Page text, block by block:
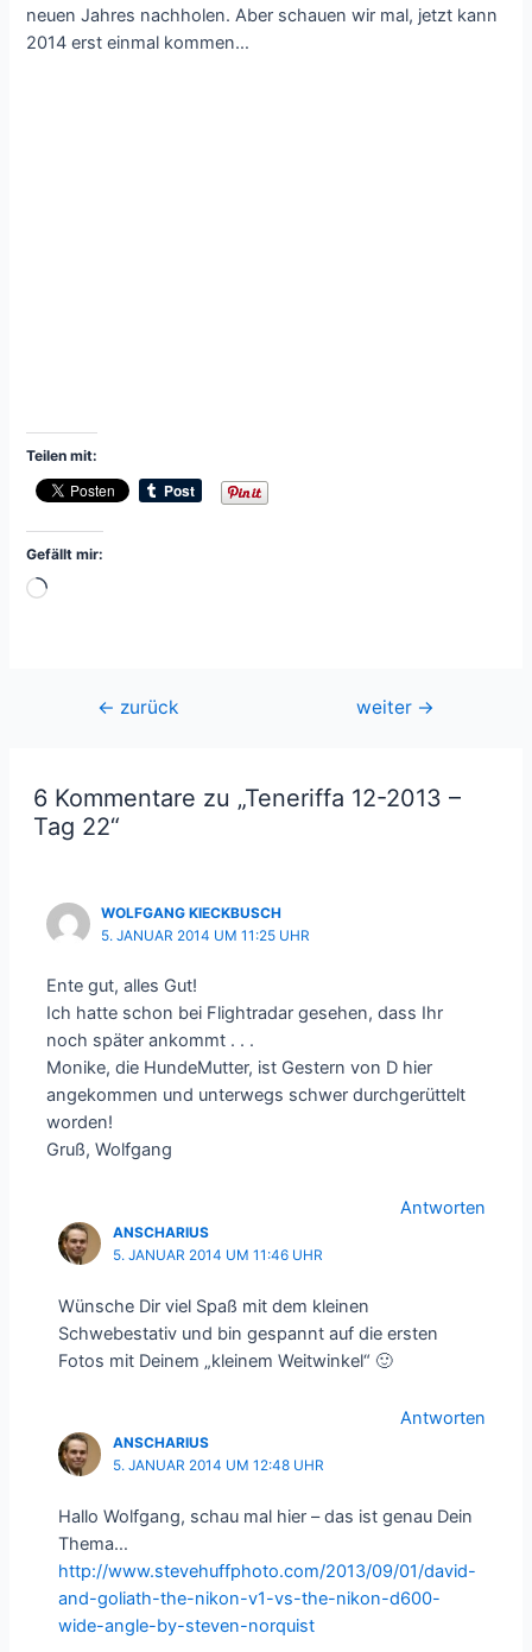
neuen Jahres nachholen. Aber schauen wir mal, jetzt kann
2014 erst einmal kommen…
Teilen mit:
Gefällt mir:
Wird
Beitragsnavigation
← zurück weiter →
6 Kommentare zu „Teneriffa 12-2013 –
Tag 22“
WOLFGANG KIECKBUSCH
5. JANUAR 2014 UM 11:25 UHR
Ente gut, alles Gut!
Ich hatte schon bei Flightradar gesehen, dass Ihr
noch später ankommt . . .
Monike, die HundeMutter, ist Gestern von D hier
angekommen und unterwegs schwer durchgerüttelt
worden!
Gruß, Wolfgang
Antworten
ANSCHARIUS
5. JANUAR 2014 UM 11:46 UHR
Wünsche Dir viel Spaß mit dem kleinen
Schwebestativ und bin gespannt auf die ersten
Fotos mit Deinem „kleinem Weitwinkel“ 🙂
Antworten
ANSCHARIUS
5. JANUAR 2014 UM 12:48 UHR
Hallo Wolfgang, schau mal hier – das ist genau Dein
Thema…
http://www.stevehuffphoto.com/2013/09/01/david-
and-goliath-the-nikon-v1-vs-the-nikon-d600-
wide-angle-by-steven-norquist